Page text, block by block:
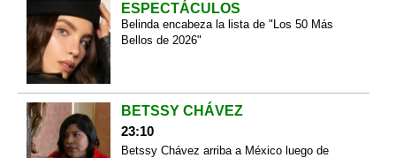
ESPECTÁCULOS
Belinda encabeza la lista de "Los 50 Más
Bellos de 2026"
BETSSY CHÁVEZ
23:10
Betssy Chávez arriba a México luego de